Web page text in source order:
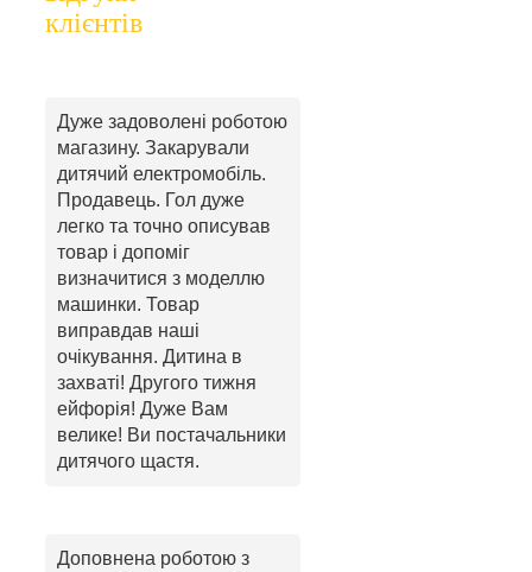
клієнтів
Дуже задоволені роботою
магазину. Закарували
дитячий електромобіль.
Продавець. Гол дуже
легко та точно описував
товар і допоміг
визначитися з моделлю
машинки. Товар
виправдав наші
очікування. Дитина в
захваті! Другого тижня
ейфорія! Дуже Вам
велике! Ви постачальники
дитячого щастя.
Доповнена роботою з